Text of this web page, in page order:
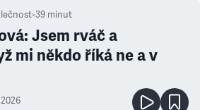
•39 minut
Jsem rváč a
mi někdo říká ne a v